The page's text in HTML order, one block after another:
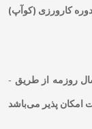
کارورزی (کوآپ)
- ثبت نام، انتخاب موقعیت‌های شغلی مورد نظر و ارسال روزمه از طریق